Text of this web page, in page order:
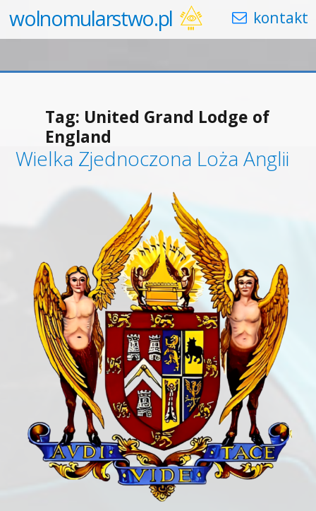
wolnomularstwo.pl
Tag: United Grand Lodge of
England
Wielka Zjednoczona Loża Anglii